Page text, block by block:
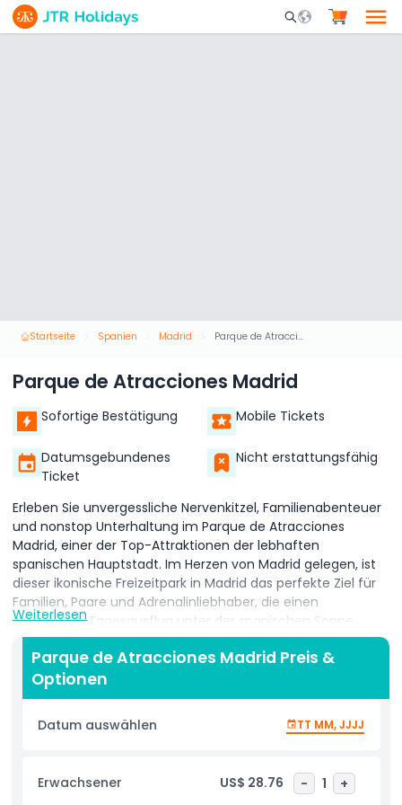
Mobile Search
Startseite Spanien Madrid Parque de Atracciones Madrid
Parque de Atracciones Madrid
Sofortige Bestätigung Mobile Tickets
Datumsgebundenes
Ticket
Nicht erstattungsfähig
Erleben Sie unvergessliche Nervenkitzel, Familienabenteuer
und nonstop Unterhaltung im Parque de Atracciones
Madrid, einer der Top-Attraktionen der lebhaften
spanischen Hauptstadt. Im Herzen von Madrid gelegen, ist
dieser ikonische Freizeitpark in Madrid das perfekte Ziel für
Familien, Paare und Adrenalinliebhaber, die einen
ultimativen Tagesausflug unter der spanischen Sonne
suchen. Von rasanten Achterbahnen über aufregende
Wasserfahrten bis hin zu kinderfreundlichen Attraktionen
gibt es hier für Besucher jeden Alters etwas zu entdecken.
Wagen Sie eine Fahrt mit dem legendären Tifón, wo Sie auf
einer spannenden Motorrad-Achterbahn mit rasanten
Drehungen und Wendungen fahren können, oder testen Sie
intensivsten Hochgeschwindigkeitsfahrten des Parks. Für
den ultimativen Adrenalinkick wagen Sie La Lanzadera,
Weiterlesen
Parque de Atracciones Madrid Preis &
Optionen
Datum auswählen TT MM, JJJJ
Erwachsener US$ 28.76 - 1 +